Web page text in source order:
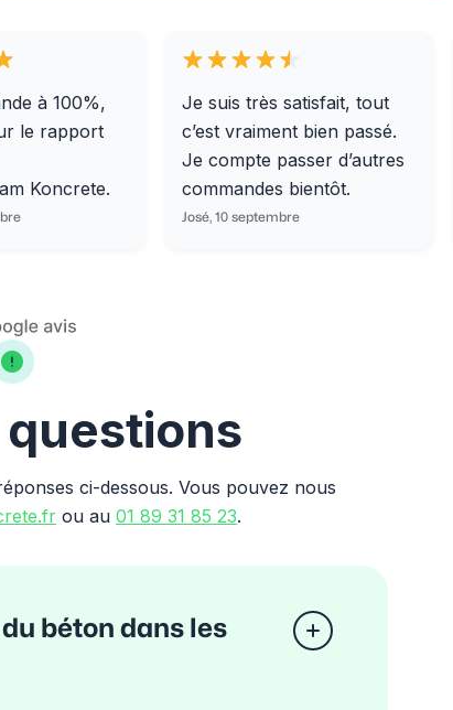
à 100%,
le rapport
Koncrete.
Je suis très satisfait, tout
c’est vraiment bien passé.
Je compte passer d’autres
commandes bientôt.
José, 10 septembre
questions
ci-dessous. Vous pouvez nous
ou au01 89 31 85 23.
béton dans les